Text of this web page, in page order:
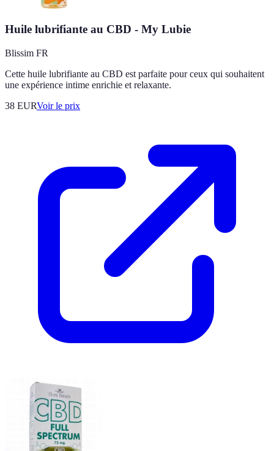
Huile lubrifiante au CBD - My Lubie
Blissim FR
Cette huile lubrifiante au CBD est parfaite pour ceux qui souhaitent
une expérience intime enrichie et relaxante.
38 EURVoir le prix